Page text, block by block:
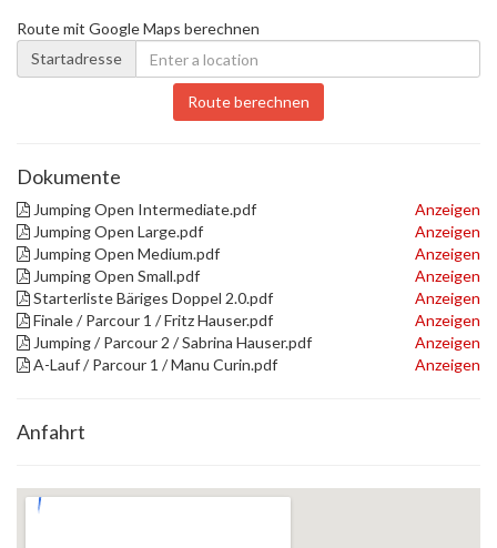
Route mit Google Maps berechnen
Startadresse
Route berechnen
Dokumente
Jumping Open Intermediate.pdf
Anzeigen
Jumping Open Large.pdf
Anzeigen
Jumping Open Medium.pdf
Anzeigen
Jumping Open Small.pdf
Anzeigen
Starterliste Bäriges Doppel 2.0.pdf
Anzeigen
Finale / Parcour 1 / Fritz Hauser.pdf
Anzeigen
Jumping / Parcour 2 / Sabrina Hauser.pdf
Anzeigen
A-Lauf / Parcour 1 / Manu Curin.pdf
Anzeigen
Anfahrt